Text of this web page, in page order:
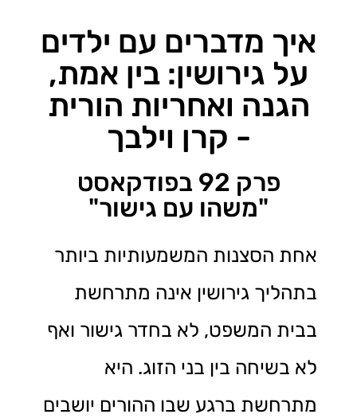
איך מדברים עם ילדים
על גירושין: בין אמת,
הגנה ואחריות הורית
- קרן וילבך
פרק 92 בפודקאסט
"משהו עם גישור"
אחת הסצנות המשמעותיות ביותר
בתהליך גירושין אינה מתרחשת
בבית המשפט, לא בחדר גישור ואף
לא בשיחה בין בני הזוג. היא
מתרחשת ברגע שבו ההורים יושבים